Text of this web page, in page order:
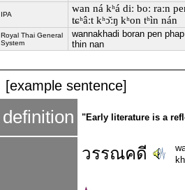
IPA
wan ná kʰá diː boː raːn
tɕʰâːt kʰɔ̌ːŋ kʰon tʰìn nán
Royal Thai General
System
wannakhadi boran pen
thin nan
[example sentence]
definition "Early literature is a
วรรณคดี